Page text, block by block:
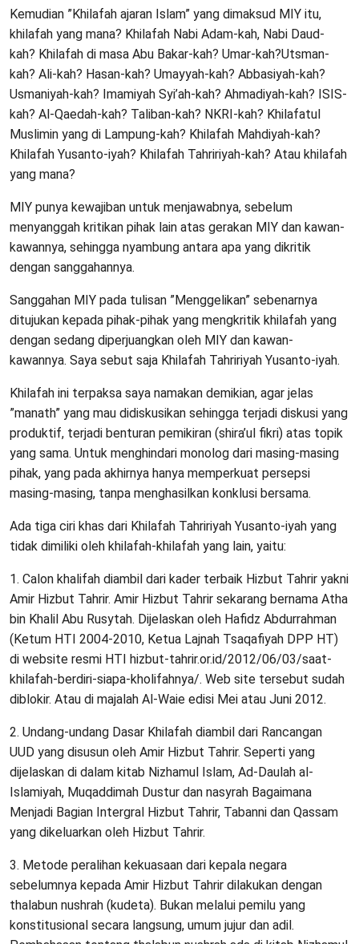
Kemudian ”Khilafah ajaran Islam” yang dimaksud MIY itu,
khilafah yang mana? Khilafah Nabi Adam-kah, Nabi Daud-
kah? Khilafah di masa Abu Bakar-kah? Umar-kah?Utsman-
kah? Ali-kah? Hasan-kah? Umayyah-kah? Abbasiyah-kah?
Usmaniyah-kah? Imamiyah Syi’ah-kah? Ahmadiyah-kah? ISIS-
kah? Al-Qaedah-kah? Taliban-kah? NKRI-kah? Khilafatul
Muslimin yang di Lampung-kah? Khilafah Mahdiyah-kah?
Khilafah Yusanto-iyah? Khilafah Tahririyah-kah? Atau khilafah
yang mana?
MIY punya kewajiban untuk menjawabnya, sebelum
menyanggah kritikan pihak lain atas gerakan MIY dan kawan-
kawannya, sehingga nyambung antara apa yang dikritik
dengan sanggahannya.
Sanggahan MIY pada tulisan ”Menggelikan” sebenarnya
ditujukan kepada pihak-pihak yang mengkritik khilafah yang
dengan sedang diperjuangkan oleh MIY dan kawan-
kawannya. Saya sebut saja Khilafah Tahririyah Yusanto-iyah.
Khilafah ini terpaksa saya namakan demikian, agar jelas
”manath” yang mau didiskusikan sehingga terjadi diskusi yang
produktif, terjadi benturan pemikiran (shira’ul fikri) atas topik
yang sama. Untuk menghindari monolog dari masing-masing
pihak, yang pada akhirnya hanya memperkuat persepsi
masing-masing, tanpa menghasilkan konklusi bersama.
Ada tiga ciri khas dari Khilafah Tahririyah Yusanto-iyah yang
tidak dimiliki oleh khilafah-khilafah yang lain, yaitu:
1. Calon khalifah diambil dari kader terbaik Hizbut Tahrir yakni
Amir Hizbut Tahrir. Amir Hizbut Tahrir sekarang bernama Atha
bin Khalil Abu Rusytah. Dijelaskan oleh Hafidz Abdurrahman
(Ketum HTI 2004-2010, Ketua Lajnah Tsaqafiyah DPP HT)
di website resmi HTI hizbut-tahrir.or.id/2012/06/03/saat-
khilafah-berdiri-siapa-kholifahnya/. Web site tersebut sudah
diblokir. Atau di majalah Al-Waie edisi Mei atau Juni 2012.
2. Undang-undang Dasar Khilafah diambil dari Rancangan
UUD yang disusun oleh Amir Hizbut Tahrir. Seperti yang
dijelaskan di dalam kitab Nizhamul Islam, Ad-Daulah al-
Islamiyah, Muqaddimah Dustur dan nasyrah Bagaimana
Menjadi Bagian Intergral Hizbut Tahrir, Tabanni dan Qassam
yang dikeluarkan oleh Hizbut Tahrir.
3. Metode peralihan kekuasaan dari kepala negara
sebelumnya kepada Amir Hizbut Tahrir dilakukan dengan
thalabun nushrah (kudeta). Bukan melalui pemilu yang
konstitusional secara langsung, umum jujur dan adil.